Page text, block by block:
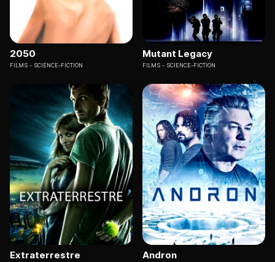
2050
FILMS SCIENCE-FICTION
Mutant Legacy
FILMS SCIENCE-FICTION
Extraterrestre Andron